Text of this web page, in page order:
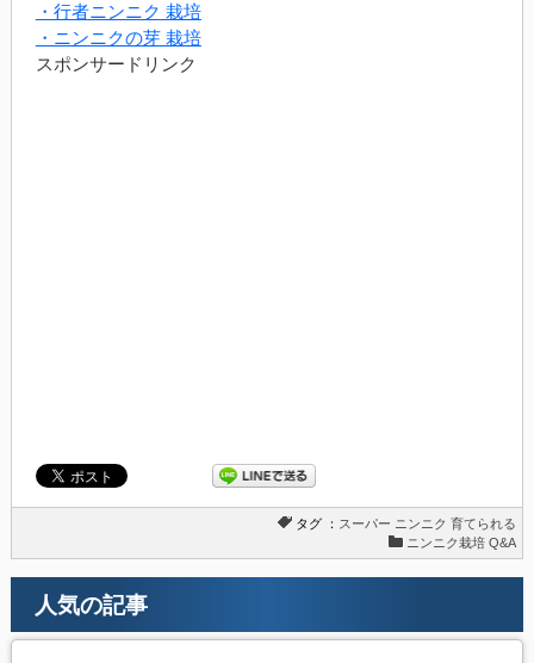
・行者ニンニク 栽培
・ニンニクの芽 栽培
スポンサードリンク
タグ ： スーパー ニンニク 育てられる
ニンニク栽培 Q&A
人気の記事